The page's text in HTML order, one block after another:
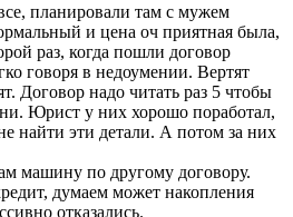
планировали там с мужем
и цена оч приятная была,
раз, когда пошли договор
говоря в недоумении. Вертят
Договор надо читать раз 5 чтобы
Юрист у них хорошо поработал,
найти эти детали. А потом за них
машину по другому договору.
думаем может накопления
отказались.